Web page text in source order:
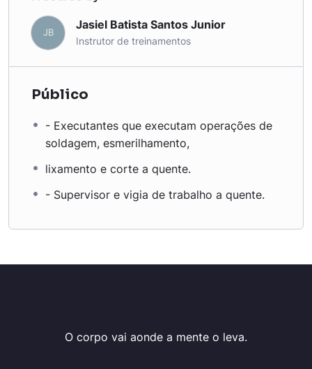
JB
Jasiel Batista Santos Junior
Instrutor de treinamentos
Público
- Executantes que executam operações de
soldagem, esmerilhamento,
lixamento e corte a quente.
- Supervisor e vigia de trabalho a quente.
O corpo vai aonde a mente o leva.